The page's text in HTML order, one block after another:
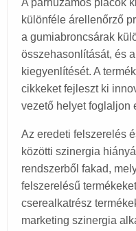
A párhuzamos piacok
különféle árellenőrző
a gumiabroncsárak
összehasonlítását, és
kiegyenlítését. A
cikkeket fejleszt ki
vezető helyet foglaljon
Az eredeti felszerelés
közötti szinergia
rendszerből fakad,
felszerelésű
cserealkatrész
marketing szinergia